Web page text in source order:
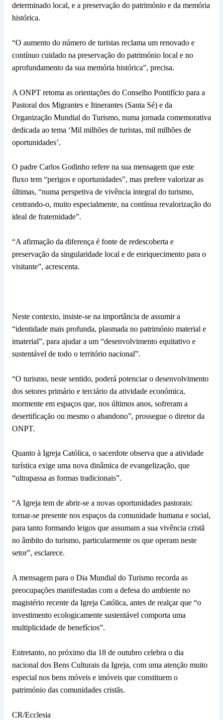
determinado local, e a preservação do património e da memória
histórica.
“O aumento do número de turistas reclama um renovado e
contínuo cuidado na preservação do património local e no
aprofundamento da sua memória histórica”, precisa.
A ONPT retoma as orientações do Conselho Pontifício para a
Pastoral dos Migrantes e Itinerantes (Santa Sé) e da
Organização Mundial do Turismo, numa jornada comemorativa
dedicada ao tema ‘Mil milhões de turistas, mil milhões de
oportunidades’.
O padre Carlos Godinho refere na sua mensagem que este
fluxo tem “perigos e oportunidades”, mas prefere valorizar as
últimas, “numa perspetiva de vivência integral do turismo,
centrando-o, muito especialmente, na contínua revalorização do
ideal de fraternidade”.
“A afirmação da diferença é fonte de redescoberta e
preservação da singularidade local e de enriquecimento para o
visitante”, acrescenta.
Neste contexto, insiste-se na importância de assumir a
“identidade mais profunda, plasmada no património material e
imaterial”, para ajudar a um “desenvolvimento equitativo e
sustentável de todo o território nacional”.
“O turismo, neste sentido, poderá potenciar o desenvolvimento
dos setores primário e terciário da atividade económica,
mormente em espaços que, nos últimos anos, sofreram a
desertificação ou mesmo o abandono”, prossegue o diretor da
ONPT.
Quanto à Igreja Católica, o sacerdote observa que a atividade
turística exige uma nova dinâmica de evangelização, que
“ultrapassa as formas tradicionais”.
“A Igreja tem de abrir-se a novas oportunidades pastorais:
tornar-se presente nos espaços da comunidade humana e social,
para tanto formando leigos que assumam a sua vivência cristã
no âmbito do turismo, particularmente os que operam neste
setor”, esclarece.
A mensagem para o Dia Mundial do Turismo recorda as
preocupações manifestadas com a defesa do ambiente no
magistério recente da Igreja Católica, antes de realçar que “o
investimento ecologicamente sustentável comporta uma
multiplicidade de benefícios”.
Entretanto, no próximo dia 18 de outubro celebra o dia
nacional dos Bens Culturais da Igreja, com uma atenção muito
especial nos bens móveis e imóveis que constituem o
património das comunidades cristãs.
CR/Ecclesia